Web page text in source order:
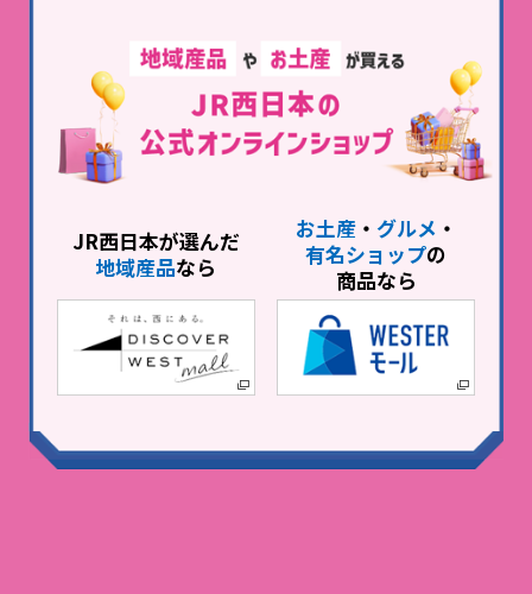
JR西日本が選んだ
地域産品なら
お土産・ グルメ ・
有名ショップの
商品なら